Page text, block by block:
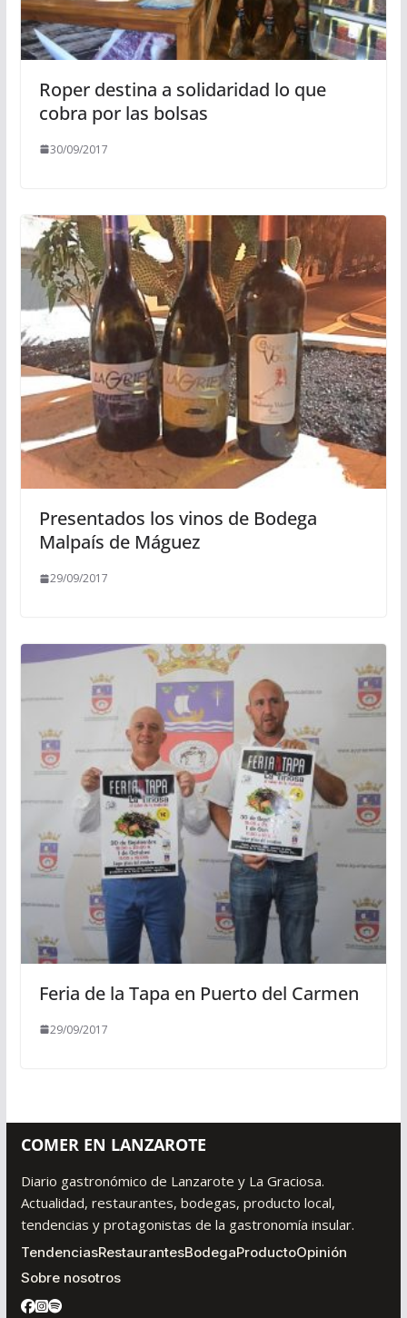
Roper destina a solidaridad lo que
cobra por las bolsas
30/09/2017
Presentados los vinos de Bodega
Malpaís de Máguez
29/09/2017
Feria de la Tapa en Puerto del Carmen
29/09/2017
COMER EN LANZAROTE
Diario gastronómico de Lanzarote y La Graciosa.
Actualidad, restaurantes, bodegas, producto local,
tendencias y protagonistas de la gastronomía insular.
TendenciasRestaurantesBodegaProductoOpinión
Sobre nosotros